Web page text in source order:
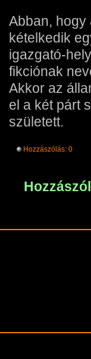
Abban, hogy
kételkedik
igazgató-
fikciónak
Akkor az
el a két párt
született.
Hozzászólás: 0